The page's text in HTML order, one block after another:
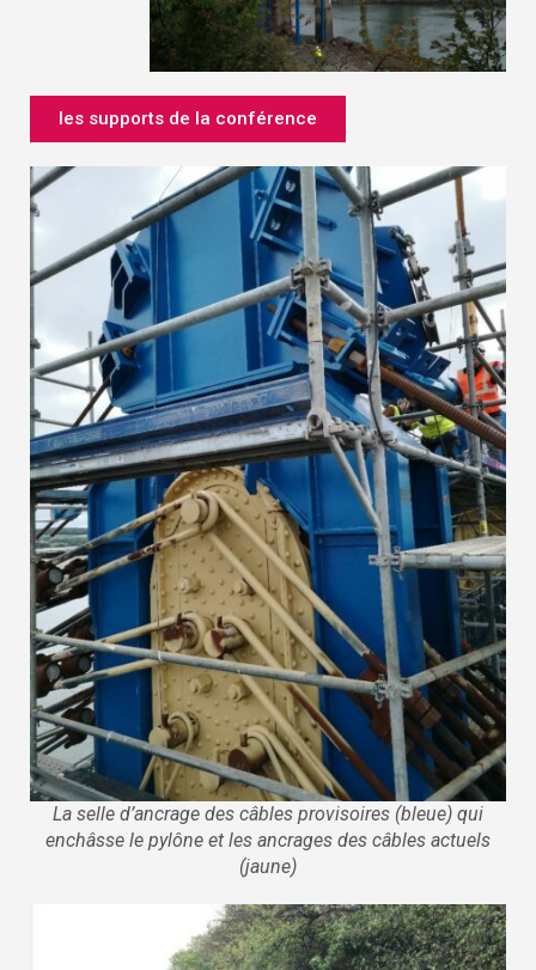
les supports de la conférence
La selle d’ancrage des câbles provisoires (bleue) qui
enchâsse le pylône et les ancrages des câbles actuels
(jaune)